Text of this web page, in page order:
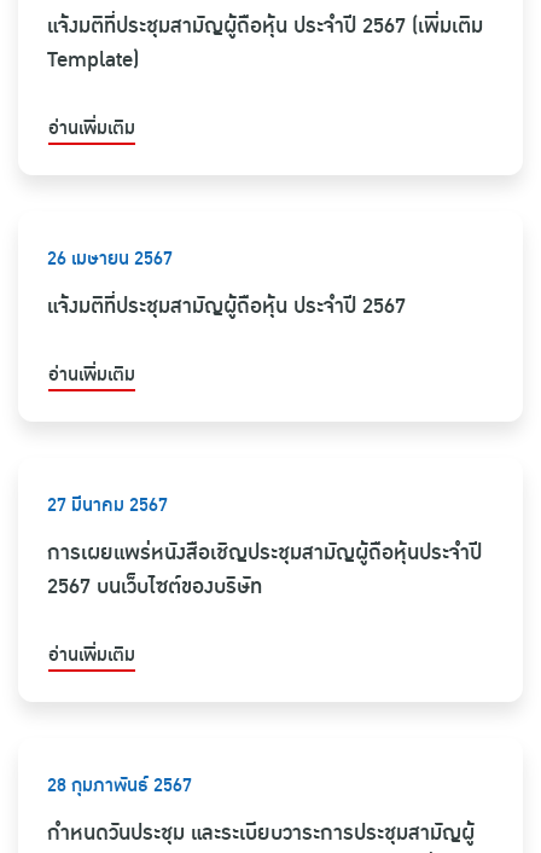
แจ้งมติที่ประชุมสามัญผู้ถือหุ้น ประจำปี 2567 (เพิ่มเติม
Template)
อ่านเพิ่มเติม
26 เมษายน 2567
แจ้งมติที่ประชุมสามัญผู้ถือหุ้น ประจำปี 2567
อ่านเพิ่มเติม
27 มีนาคม 2567
การเผยแพร่หนังสือเชิญประชุมสามัญผู้ถือหุ้นประจำปี
2567 บนเว็บไซต์ของบริษัท
อ่านเพิ่มเติม
28 กุมภาพันธ์ 2567
กำหนดวันประชุม และระเบียบวาระการประชุมสามัญผู้